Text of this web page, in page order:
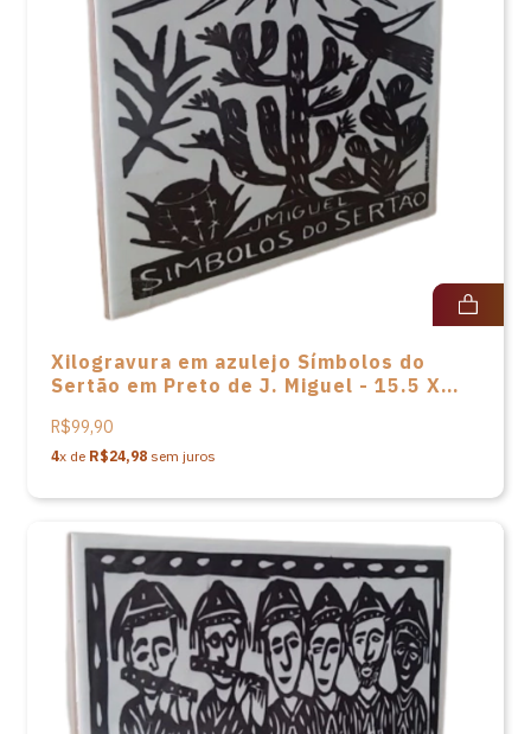
Xilogravura em azulejo Símbolos do
Sertão em Preto de J. Miguel - 15.5 X
R$99,90
4x de R$24,98 sem juros